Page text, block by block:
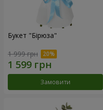
Букет "Бірюза"
1 999 грн
Замовити